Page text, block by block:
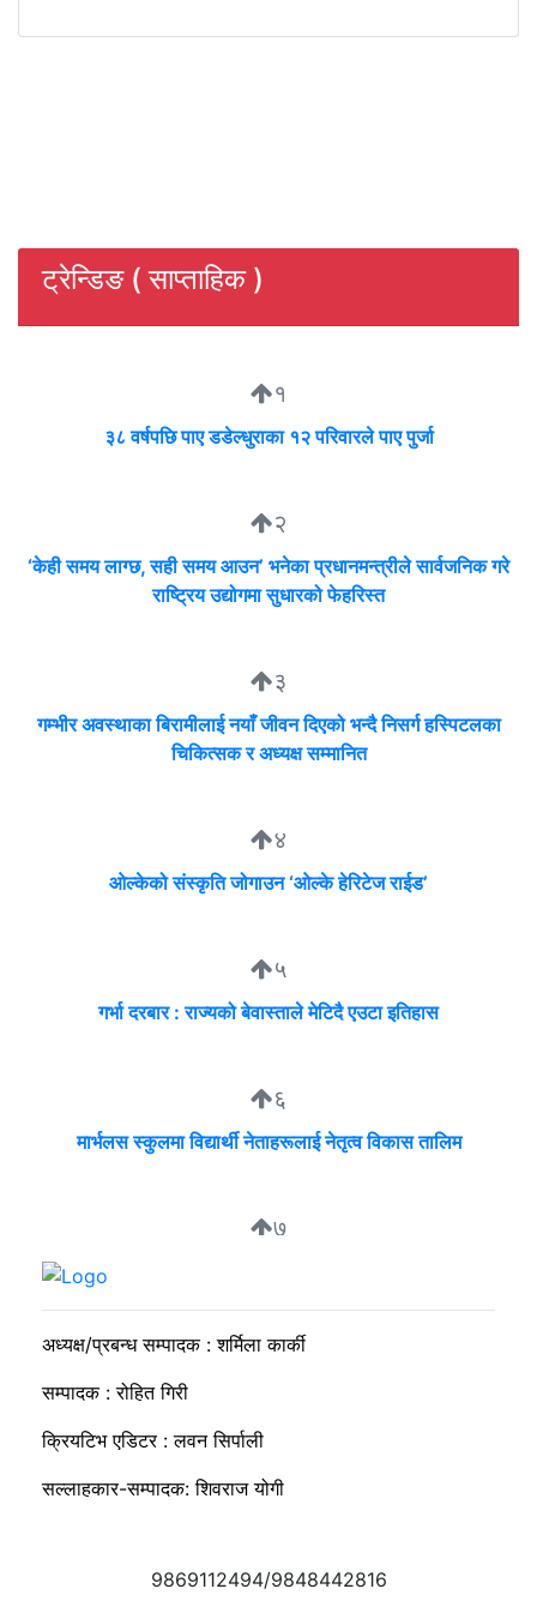
ट्रेन्डिङ ( साप्ताहिक )
१
३८ वर्षपछि पाए डडेल्धुराका १२ परिवारले पाए पुर्जा
२
‘केही समय लाग्छ, सही समय आउन’ भनेका प्रधानमन्त्रीले सार्वजनिक गरे
राष्ट्रिय उद्योगमा सुधारको फेहरिस्त
३
गम्भीर अवस्थाका बिरामीलाई नयाँ जीवन दिएको भन्दै निसर्ग हस्पिटलका
चिकित्सक र अध्यक्ष सम्मानित
४
ओल्केको संस्कृति जोगाउन ‘ओल्के हेरिटेज राईड’
५
गर्भा दरबार : राज्यको बेवास्ताले मेटिदै एउटा इतिहास
६
मार्भलस स्कुलमा विद्यार्थी नेताहरूलाई नेतृत्व विकास तालिम
७
सुदीप्ता क्यान्सर सर्भाइभर र्याम्प शो : जीवनले मृत्युलाई जितेको उत्सव
अध्यक्ष/प्रबन्ध सम्पादक : शर्मिला कार्की
सम्पादक : रोहित गिरी
क्रियटिभ एडिटर : लवन सिर्पाली
सल्लाहकार-सम्पादक: शिवराज योगी
9869112494/9848442816